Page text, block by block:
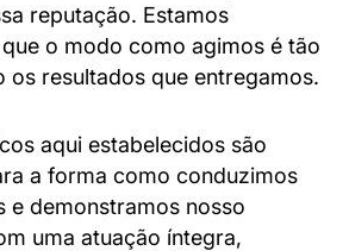
reputação. Estamos
o modo como agimos é tão
os resultados que entregamos.
aqui estabelecidos são
a forma como conduzimos
e demonstramos nosso
uma atuação íntegra,